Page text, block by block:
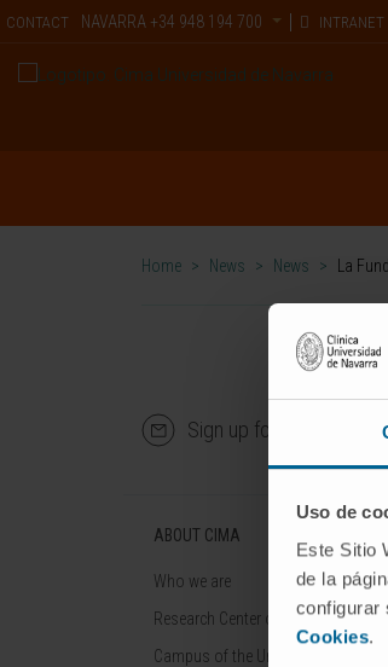
Uso de
Este Sitio
de la
configurar
Cookies.
CONTACT NAVARRA +34 948 194 700 INTRANET
Home > News > News > La
Sign up for our
ABOUT CIMA
Who we are
Research Center of the Clinica
Campus of the Universidad de